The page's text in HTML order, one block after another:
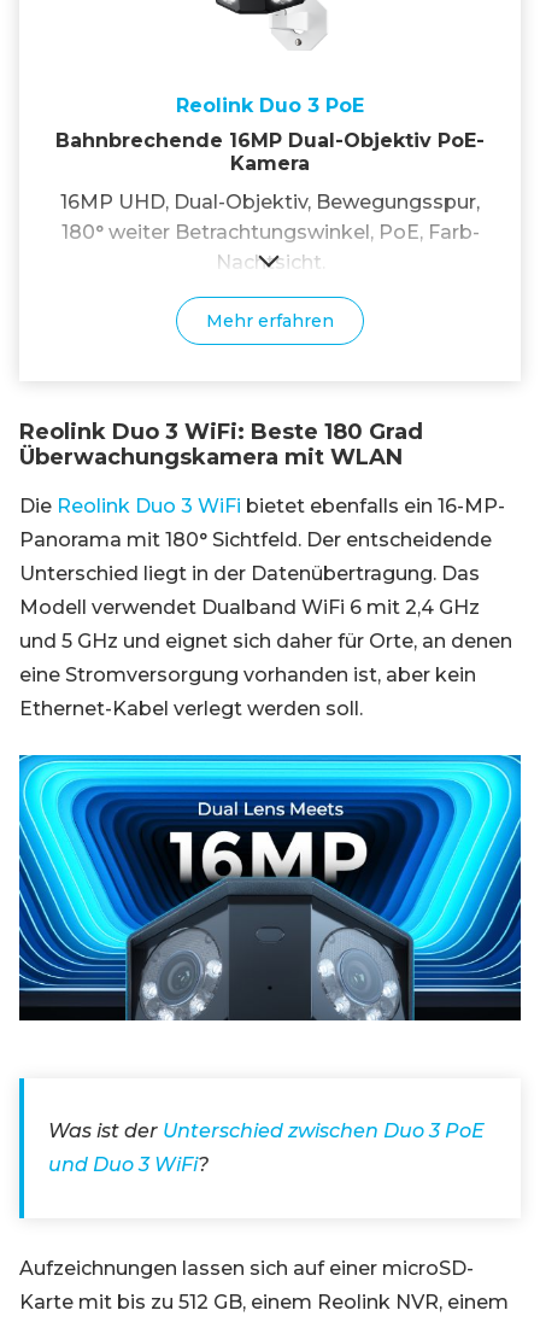
Reolink Duo 3 PoE
Bahnbrechende 16MP Dual-Objektiv PoE-
Kamera
16MP UHD, Dual-Objektiv, Bewegungsspur,
180° weiter Betrachtungswinkel, PoE, Farb-
Nachtsicht.
Mehr erfahren
Reolink Duo 3 WiFi: Beste 180 Grad
Überwachungskamera mit WLAN
Die Reolink Duo 3 WiFi bietet ebenfalls ein 16-MP-
Panorama mit 180° Sichtfeld. Der entscheidende
Unterschied liegt in der Datenübertragung. Das
Modell verwendet Dualband WiFi 6 mit 2,4 GHz
und 5 GHz und eignet sich daher für Orte, an denen
eine Stromversorgung vorhanden ist, aber kein
Ethernet-Kabel verlegt werden soll.
Was ist der Unterschied zwischen Duo 3 PoE
und Duo 3 WiFi?
Aufzeichnungen lassen sich auf einer microSD-
Karte mit bis zu 512 GB, einem Reolink NVR, einem